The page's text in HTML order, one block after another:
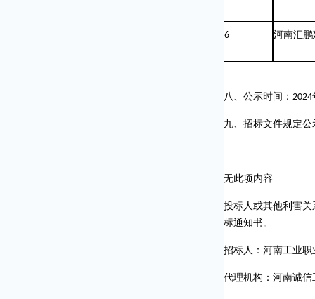
6 河南汇
八、公示时间： 2024
九、招标文件规定公
无此项内容
投标人或其他利害
标通知书。
招标人：河南工业职
代理机构：河南诚